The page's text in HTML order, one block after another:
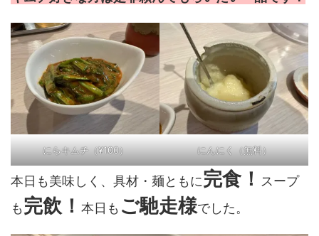
にらキムチ（¥100） にんにく（無料）
本日も美味しく、具材・麺ともに完食！
スープ
も完飲！ 本日も ご馳走様でした。